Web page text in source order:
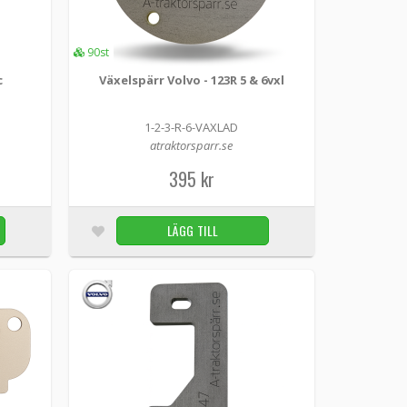
blir 123R. Kontroll mät CC måttet mellan
LÄGG I KUNDVAGN
50st
blir 123R. Kontroll mät CC måttet mellan
LÄGG I KUNDVAGN
90st
Växelspärr Volvo - 123R 5 & 6vxl
1-2-3-R-6-VAXLAD
atraktorsparr.se
395 kr
LÄGG TILL